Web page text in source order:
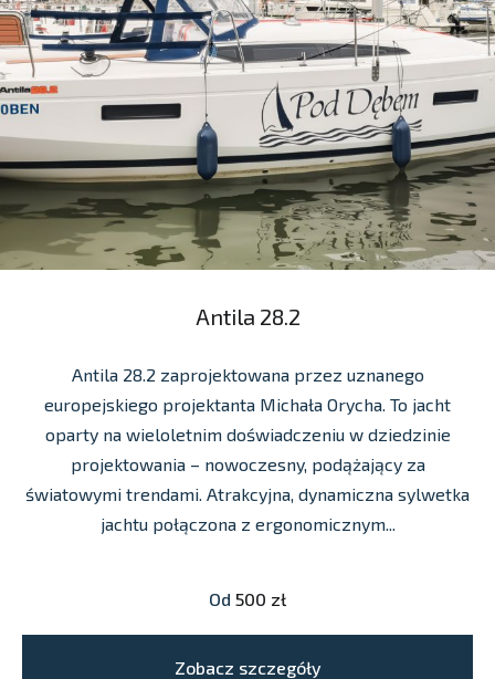
Antila 28.2
Antila 28.2 zaprojektowana przez uznanego
europejskiego projektanta Michała Orycha. To jacht
oparty na wieloletnim doświadczeniu w dziedzinie
projektowania – nowoczesny, podążający za
światowymi trendami. Atrakcyjna, dynamiczna sylwetka
jachtu połączona z ergonomicznym...
Od 500 zł
Zobacz szczegóły